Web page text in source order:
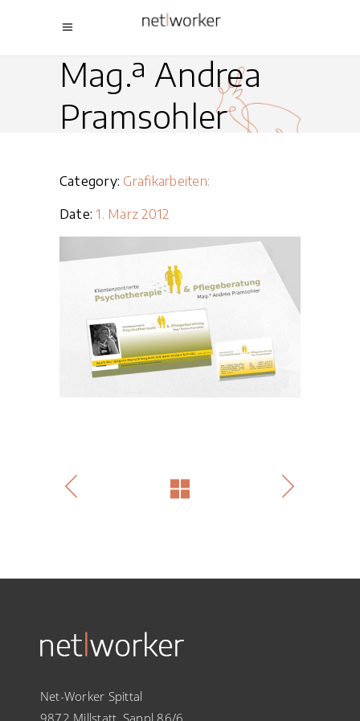
Mag.ª Andrea
Pramsohler
Category: Grafikarbeiten:
Date: 1. März 2012
Net-Worker Spittal